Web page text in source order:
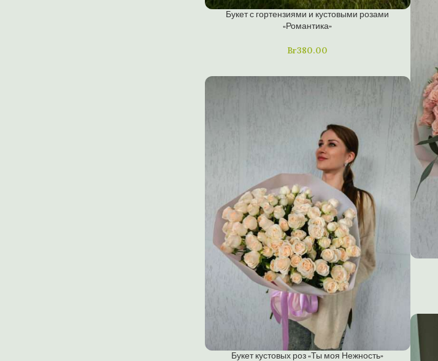
Букет с гортензиями и кустовыми розами
«Романтика»
Br380.00
Букет кустовых роз «Ты моя Нежность»